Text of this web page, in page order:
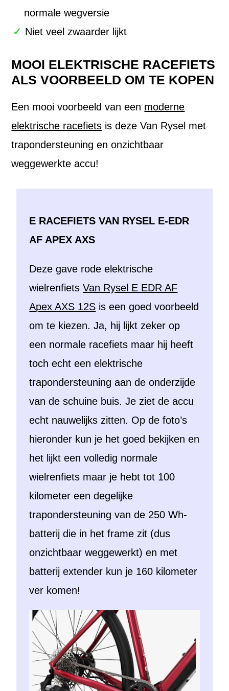
normale wegversie
Niet veel zwaarder lijkt
MOOI ELEKTRISCHE RACEFIETS
ALS VOORBEELD OM TE KOPEN
Een mooi voorbeeld van een moderne
elektrische racefiets is deze Van Rysel met
trapondersteuning en onzichtbaar
weggewerkte accu!
E RACEFIETS VAN RYSEL E-EDR
AF APEX AXS
Deze gave rode elektrische
wielrenfietsVan Rysel E EDR AF
Apex AXS 12S is een goed voorbeeld
om te kiezen. Ja, hij lijkt zeker op
een normale racefiets maar hij heeft
toch echt een elektrische
trapondersteuning aan de onderzijde
van de schuine buis. Je ziet de accu
echt nauwelijks zitten. Op de foto’s
hieronder kun je het goed bekijken en
het lijkt een volledig normale
wielrenfiets maar je hebt tot 100
kilometer een degelijke
trapondersteuning van de 250 Wh-
batterij die in het frame zit (dus
onzichtbaar weggewerkt) en met
batterij extender kun je 160 kilometer
ver komen!